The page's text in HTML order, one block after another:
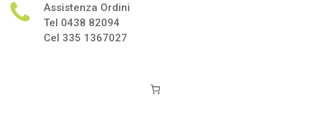
Assistenza Ordini
Tel 0438 82094
Cel 335 1367027